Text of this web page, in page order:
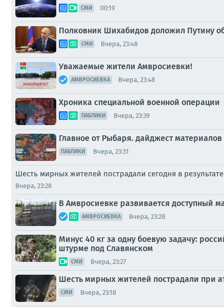
СМИ 00:19
Полковник Шихабидов доложил Путину
СМИ Вчера, 23:48
Уважаемые жители Амвросиевки!
АМВРОСИЕВКА Вчера, 23:48
Хроника специальной военной операции
ПАБЛИКИ Вчера, 23:39
Главное от Рыбаря. дайджест материалов
ПАБЛИКИ Вчера, 23:31
Шесть мирных жителей пострадали сегодня в
Вчера, 23:28
В Амвросиевке развивается доступный
АМВРОСИЕВКА Вчера, 23:28
Минус 40 кг за одну боевую задачу:
штурме под Славянском
СМИ Вчера, 23:27
Шесть мирных жителей пострадали при
СМИ Вчера, 23:18